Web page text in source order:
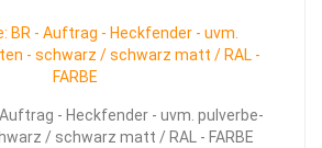
- Heck­fen­der - uvm. pul­ver­be­
/ schwarz matt / RAL - FARBE